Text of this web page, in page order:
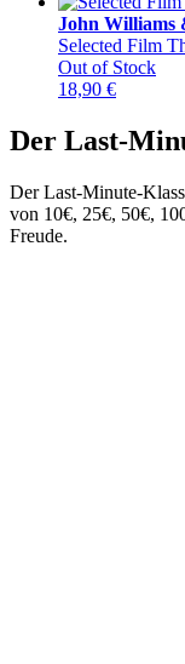
John Williams
Selected Film
Out of Stock
18,90 €
Der Last-
Der Last-Minute-
von 10€, 25€, 50€,
Freude.